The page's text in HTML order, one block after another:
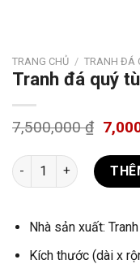
TRANG CHỦ / TRANH ĐÁ
Tranh đá quý
7,500,000₫
Tranh đá quý tùng
Nhà sản xuất:
Kích thước (dài x